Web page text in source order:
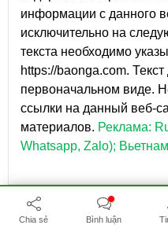
информации с данного
исключительно на
текста необходимо
https://baonga.com.
первоначальном виде.
ссылки на данный веб-
материалов. Реклама:
Whatsapp, Zalo);
Chia sẻ Bình luận